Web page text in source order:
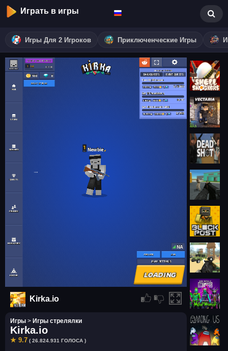
Играть в игры
Игры Для 2 Игроков Приключенческие Игры
Kirka.io
Игры > Игры стрелялки
Kirka.io
★ 9.7 ( 26.824.931 ГОЛОСА )